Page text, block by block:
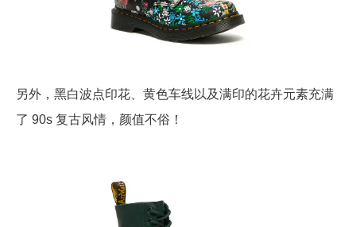
另外，黑白波点印花、黄色车线以及满印的花卉元素充满
了 90s 复古风情，颜值不俗！